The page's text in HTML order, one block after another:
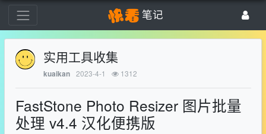
笔记
实用工具收集
kuaikan 2023-4-1 1312
FastStone Photo Resizer 图片批量
处理 v4.4 汉化便携版